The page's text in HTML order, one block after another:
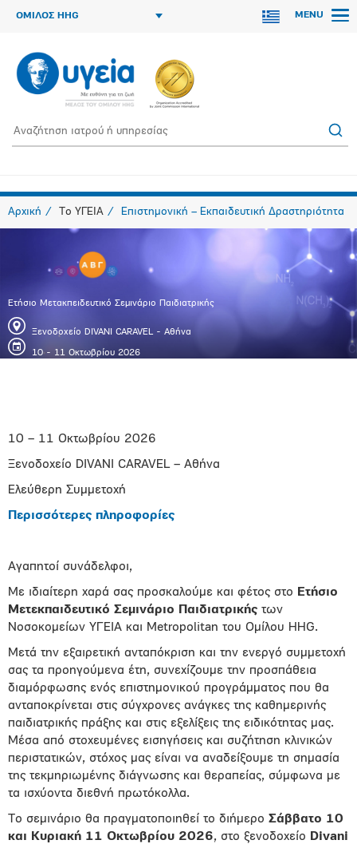
ΟΜΙΛΟΣ HHG MENU
Αρχική Το ΥΓΕΙΑ Επιστημονική – Εκπαιδευτική Δραστηριότητα
Ετήσιο Μετακπειδευτικό Σεμινάριο Παιδιατρικής
Ξενοδοχείο DIVANI CARAVEL - Αθήνα
10 - 11 Οκτωβρίου 2026
10 – 11 Οκτωβρίου 2026
Ξενοδοχείο DIVANI CARAVEL – Αθήνα
Ελεύθερη Συμμετοχή
Περισσότερες πληροφορίες
Αγαπητοί συνάδελφοι,
Με ιδιαίτερη χαρά σας προσκαλούμε και φέτος στο Eτήσιο
Μετεκπαιδευτικό Σεμινάριο Παιδιατρικής των
Νοσοκομείων ΥΓΕΙΑ και Metropolitan του Oμίλου HHG.
Μετά την εξαιρετική ανταπόκριση και την ενεργό συμμετοχή
σας τα προηγούμενα έτη, συνεχίζουμε την προσπάθεια
διαμόρφωσης ενός επιστημονικού προγράμματος που θα
ανταποκρίνεται στις σύγχρονες ανάγκες της καθημερινής
παιδιατρικής πράξης και στις εξελίξεις της ειδικότητας μας.
Μέσα από στοχευμένες εισηγήσεις και συζήτηση κλινικών
περιστατικών, στόχος μας είναι να αναδείξουμε τη σημασία
της τεκμηριωμένης διάγνωσης και θεραπείας, σύμφωνα με
τα ισχύοντα διεθνή πρωτόκολλα.
Το σεμινάριο θα πραγματοποιηθεί το διήμερο Σάββατο 10
και Κυριακή 11 Οκτωβρίου 2026, στο ξενοδοχείο Divani